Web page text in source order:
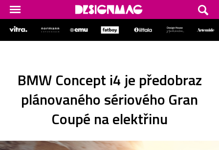
BMW Concept i4 je předobraz
plánovaného sériového Gran
Coupé na elektřinu